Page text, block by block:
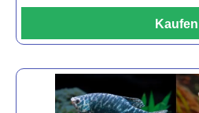
Kaufen